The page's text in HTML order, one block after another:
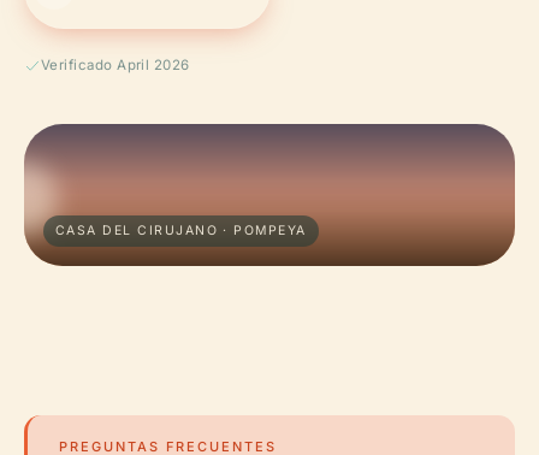
Verificado April 2026
CASA DEL CIRUJANO · POMPEYA
PREGUNTAS FRECUENTES